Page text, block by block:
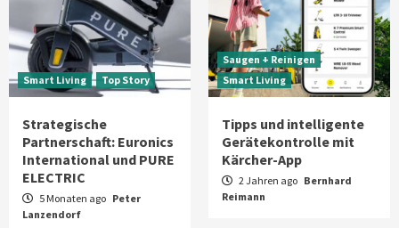
Smart Living Top Story
Strategische
Partnerschaft: Euronics
International und PURE
ELECTRIC
5 Monaten ago Peter
Lanzendorf
Saugen + Reinigen
Smart Living
Tipps und intelligente
Gerätekontrolle mit
Kärcher-App
2 Jahren ago Bernhard
Reimann